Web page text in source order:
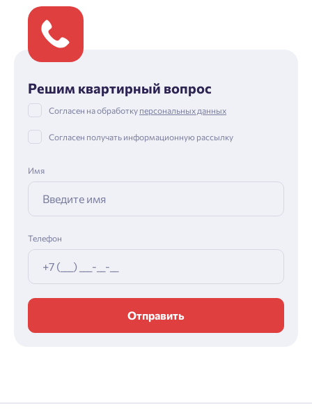
Решим квартирный вопрос
Согласен на обработку персональных данных
Согласен получать информационную рассылку
Имя
Телефон
Отправить